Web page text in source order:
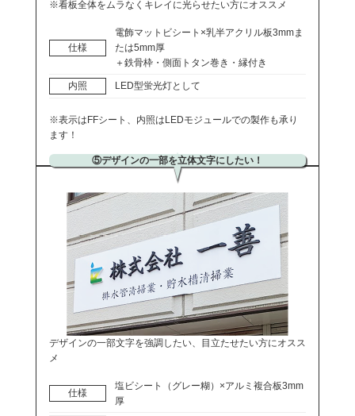
※看板全体をムラなくキレイに光らせたい方にオススメ
仕様
電飾マットビシート×乳半アクリル板3mmま
たは5mm厚
＋鉄骨枠・側面トタン巻き・縁付き
内照 LED型蛍光灯として
※表示はFFシート、内照はLEDモジュールでの製作も承り
ます！
⑤デザインの一部を立体文字にしたい！
デザインの一部文字を強調したい、目立たせたい方にオスス
メ
仕様
塩ビシート（グレー糊）×アルミ複合板3mm
厚